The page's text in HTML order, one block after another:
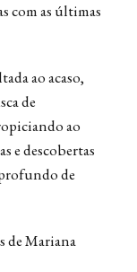
com as últimas
ao acaso,
de
ao
e descobertas
de
de Mariana